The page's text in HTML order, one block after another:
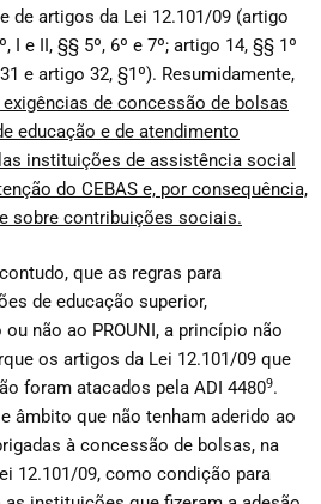
de artigos da Lei 12.101/09 (artigo
I e II, §§ 5º, 6º e 7º; artigo 14, §§ 1º
e artigo 32, §1º). Resumidamente,
de concessão de bolsas
educação e de atendimento
instituições de assistência social
do CEBAS e, por consequência,
sobre contribuições sociais.
que as regras para
de educação superior,
não ao PROUNI, a princípio não
os artigos da Lei 12.101/09 que
foram atacados pela ADI 44809.
âmbito que não tenham aderido ao
à concessão de bolsas, na
12.101/09, como condição para